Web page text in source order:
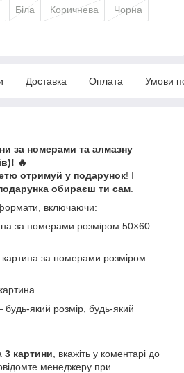
Біла Коричнева Чорна
Доставка Оплата Умови
за номерами та алмазну
🔥
отримуй у подарунок! І
обираєш ти сам
формати, включаючи:
за номерами розміром 50×60
за номерами розміром
який розмір, будь-який
3 картини , вкажіть у коментарі до
менеджеру при